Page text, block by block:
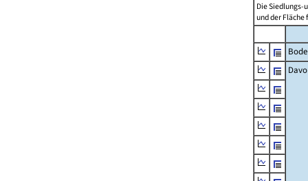
Die Siedlungs-
und der Fläche